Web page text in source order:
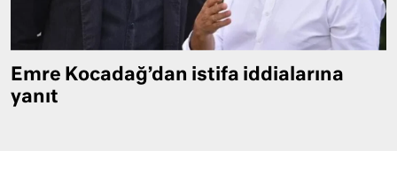
Emre Kocadağ’dan istifa iddialarına
yanıt